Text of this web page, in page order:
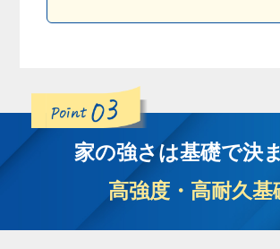
家の強さは基礎で決
高強度・高耐久基